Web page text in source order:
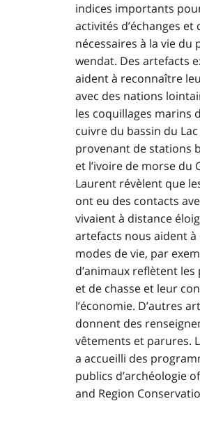
indices importants
activités d’échanges
nécessaires à la vie du
wendat. Des artefacts
aident à reconnaître
avec des nations
les coquillages marins
cuivre du bassin du
provenant de stations
et l’ivoire de morse du
Laurent révèlent que
ont eu des contacts
vivaient à distance
artefacts nous aident
modes de vie, par
d’animaux reflètent
et de chasse et leur
l’économie. D’autres
donnent des
vêtements et parures.
a accueilli des
publics d’archéologie
and Region